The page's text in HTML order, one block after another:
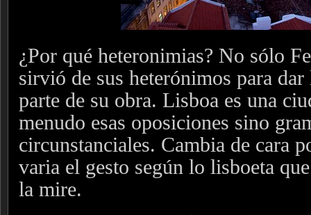
¿Por qué heteronimias? No sólo
sirvió de sus heterónimos para
parte de su obra. Lisboa es una
menudo esas oposiciones sino
circunstanciales. Cambia de cara
varia el gesto según lo lisboeta
la mire.